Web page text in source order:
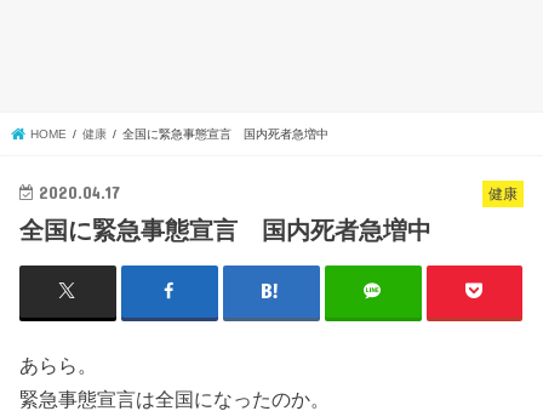
HOME 健康 全国に緊急事態宣言 国内死者急増中
健康
2020.04.17
全国に緊急事態宣言 国内死者急増中
あらら。
緊急事態宣言は全国になったのか。